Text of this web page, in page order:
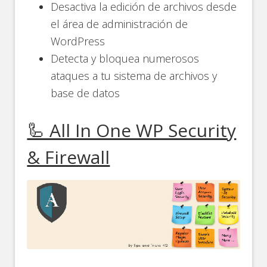
Desactiva la edición de archivos desde
el área de administración de
WordPress
Detecta y bloquea numerosos
ataques a tu sistema de archivos y
base de datos
🦾 All In One WP Security
& Firewall